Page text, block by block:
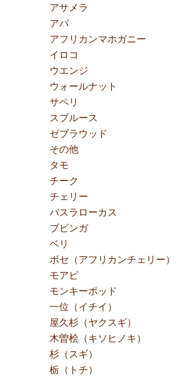
アサメラ
アパ
アフリカンマホガニー
イロコ
ウエンジ
ウォールナット
サペリ
スプルース
ゼブラウッド
その他
タモ
チーク
チェリー
バスラローカス
ブビンガ
ベリ
ボセ（アフリカンチェリー）
モアビ
モンキーポッド
一位（イチイ）
屋久杉（ヤクスギ）
木曽桧（キソヒノキ）
杉（スギ）
栃（トチ）